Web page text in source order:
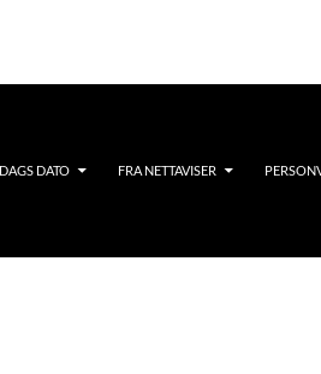
DAGS DATO FRA NETTAVISER